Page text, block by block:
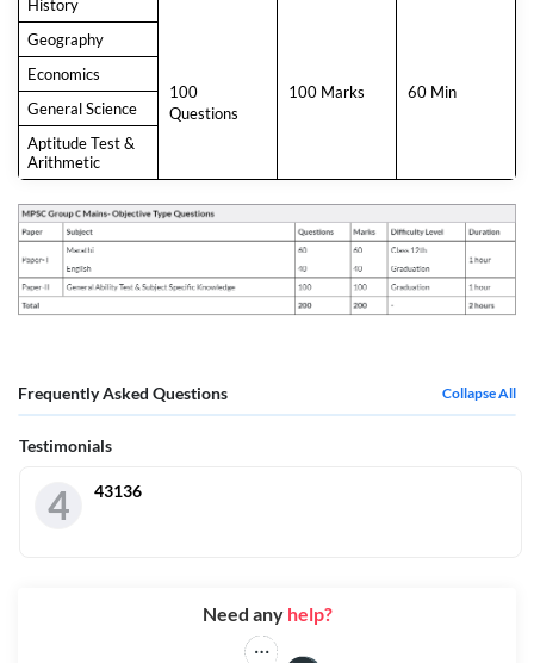
100
Questions
100 Marks 60 Min
History
Geography
Economics
General Science
Aptitude Test &
Arithmetic
Frequently Asked Questions Collapse All
Testimonials
4 43136
Need any help?